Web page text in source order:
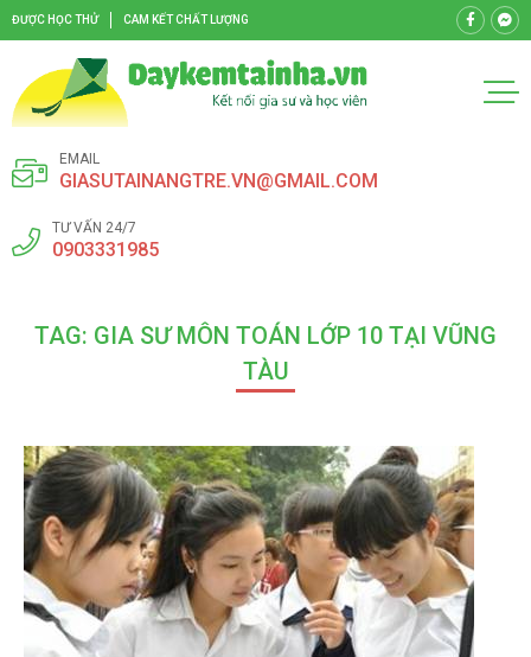
ĐƯỢC HỌC THỬ CAM KẾT CHẤT LƯỢNG
EMAIL
GIASUTAINANGTRE.VN@GMAIL.COM
TƯ VẤN 24/7
0903331985
TAG: GIA SƯ MÔN TOÁN LỚP 10 TẠI VŨNG
TÀU